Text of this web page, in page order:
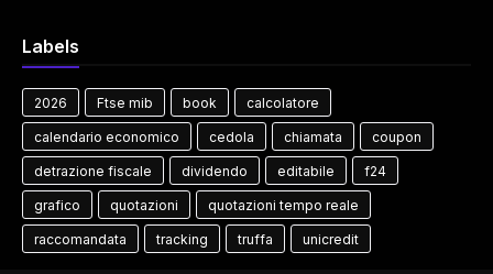
Labels
2026 Ftse mib book calcolatore
calendario economico cedola chiamata coupon
detrazione fiscale dividendo editabile f24
grafico quotazioni quotazioni tempo reale
raccomandata tracking truffa unicredit